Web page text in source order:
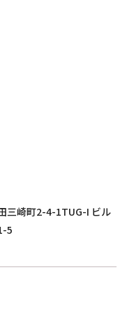
三崎町2-4-1TUG-I ビル
5